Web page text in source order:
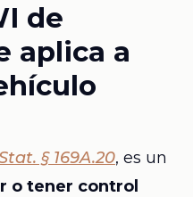
de
aplica a
§ 169A.20, es un
o tener control